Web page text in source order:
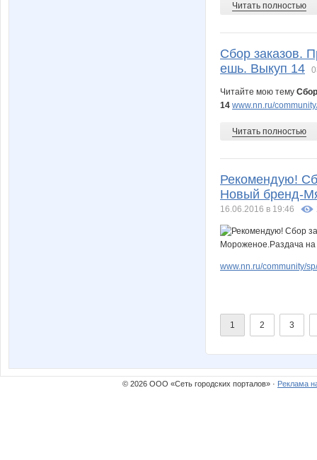
Читать полностью
Сбор заказов.
ешь. Выкуп 14
Читайте мою тему
14 www.nn.ru/
Читать полностью
Рекомендую!
Новый бренд-
16.06.2016 в 19:46
www.nn.ru/community/
1 2 3
© 2026 ООО «Сеть городских порталов» · Реклама